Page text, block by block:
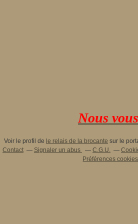
Nous
Voir le profil de le relais de la brocante sur le
Contact
Signaler un abus C.G.U.
Préférences cookies